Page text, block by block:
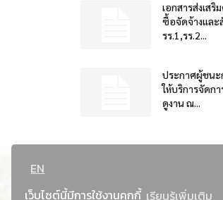
EN
เว็บไซต์นี้มีการใช้งานคุกกี้ เรียนรู้เพิ่มเติม
เอกสารส่งเสริ
ซื้อจัดจ้างแล
รร.1,รร.2...
ประกาศผู้ชนะ
ให้บริการจัดก
ดูงาน ณ...